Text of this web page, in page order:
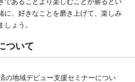
であることより楽しむことが勝るとい
に、好きなことを磨き上げて、楽しみ
しょう。
ついて
の地域デビュー支援セミナーについ